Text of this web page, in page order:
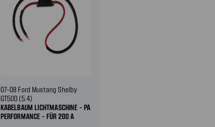
07-08 Ford Mustang Shelby
GT500 (5.4)
KABELBAUM LICHTMASCHINE - PA
PERFORMANCE - FÜR 200 A